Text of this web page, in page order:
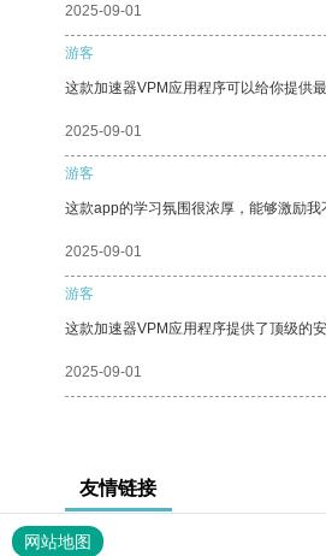
2025-09-01
游客
这款加速器VPM应用程序可以给你提供
2025-09-01
游客
这款app的学习氛围很浓厚，能够激励我
2025-09-01
游客
这款加速器VPM应用程序提供了顶级的
2025-09-01
友情链接
网站地图